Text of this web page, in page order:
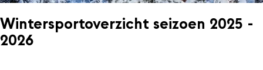
Wintersportoverzicht seizoen 2025 -
2026